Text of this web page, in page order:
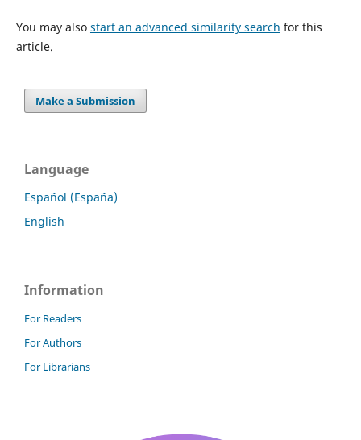
You may also start an advanced similarity search for this
article.
Make a Submission
Language
Español (España)
English
Information
For Readers
For Authors
For Librarians